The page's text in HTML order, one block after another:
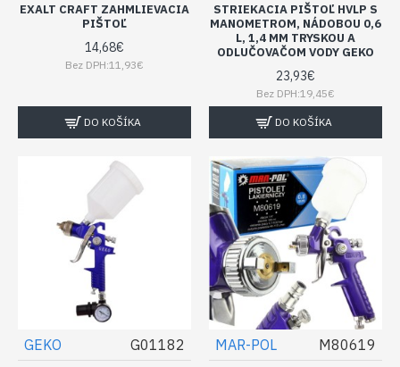
EXALT CRAFT ZAHMLIEVACIA
PIŠTOĽ
14,68€
Bez DPH:11,93€
DO KOŠÍKA
STRIEKACIA PIŠTOĽ HVLP S
MANOMETROM, NÁDOBOU 0,6
L, 1,4 MM TRYSKOU A
ODLUČOVAČOM VODY GEKO
23,93€
Bez DPH:19,45€
DO KOŠÍKA
GEKO G01182 MAR-POL M80619